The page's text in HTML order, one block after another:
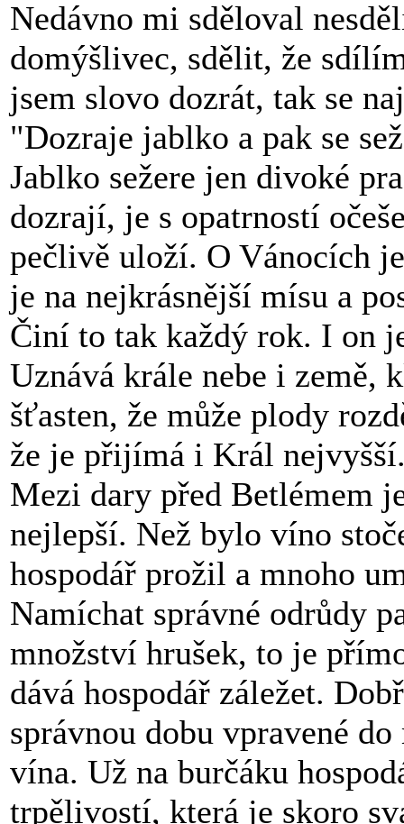
Nedávno mi sděloval
domýšlivec, sdělit, že
jsem slovo dozrát, tak se
"Dozraje jablko a pak se
Jablko sežere jen divoké
dozrají, je s opatrností
pečlivě uloží. O Vánocích
je na nejkrásnější mísu a
Činí to tak každý rok. I on
Uznává krále nebe i země,
šťasten, že může plody
že je přijímá i Král
Mezi dary před Betlémem
nejlepší. Než bylo víno
hospodář prožil a mnoho
Namíchat správné odrůdy
množství hrušek, to je
dává hospodář záležet.
správnou dobu vpravené
vína. Už na burčáku
trpělivostí, která je skoro